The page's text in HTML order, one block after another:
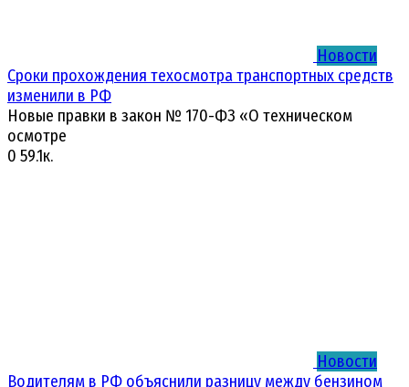
Новости
Сроки прохождения техосмотра транспортных средств
изменили в РФ
Новые правки в закон № 170-ФЗ «О техническом
осмотре
0 59.1к.
Новости
Водителям в РФ объяснили разницу между бензином